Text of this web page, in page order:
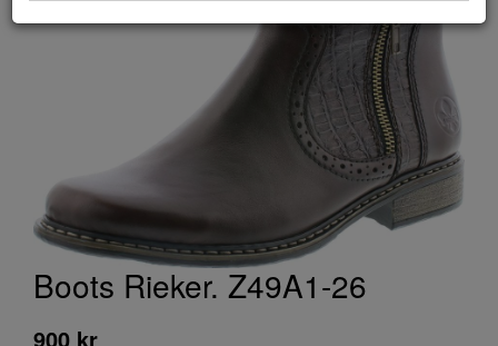
Boots Rieker. Z49A1-26
900 kr